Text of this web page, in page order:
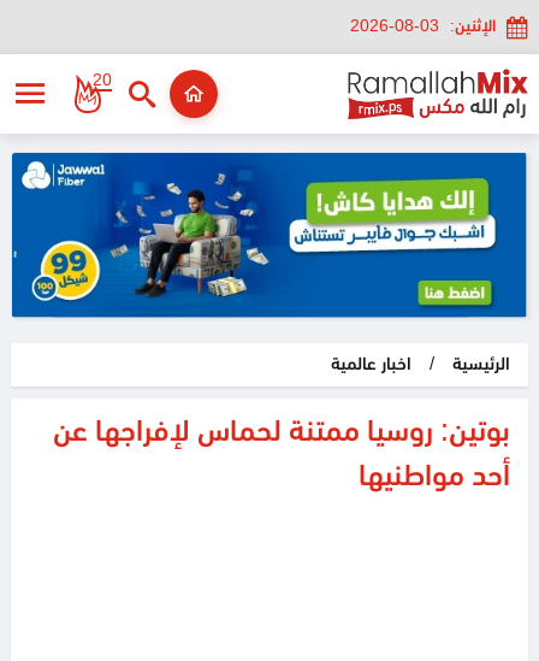
الإثنين: 2026-08-03
20
الرئيسية / اخبار عالمية
بوتين: روسيا ممتنة لحماس لإفراجها عن
أحد مواطنيها